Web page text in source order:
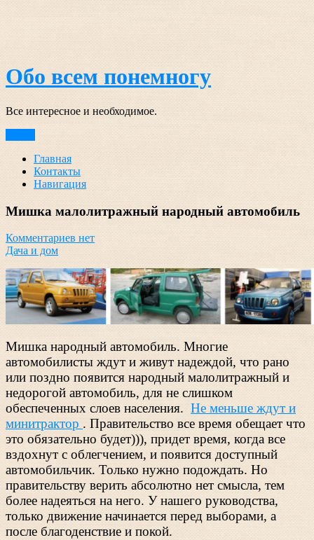
Обо всем понемногу
Все интересное и необходимое.
Главная
Контакты
Навигация
Мишка малолитражный народный автомобиль
Комментариев нет
Дача и дом
Мишка народный автомобиль. Многие
автомобилисты ждут и живут надеждой, что рано
или поздно появится народный малолитражный и
недорогой автомобиль, для не слишком
обеспеченных слоев населения. Не меньше ждут и
минитрактор . Правительство все время обещает что
это обязательно будет))), придет время, когда все
вздохнут с облегчением, и появится доступный
автомобильчик. Только нужно подождать. Но
правительству верить абсолютно нет смысла, тем
более надеяться на него. У нашего руководства,
только движение начинается перед выборами, а
после благоденствие и покой.